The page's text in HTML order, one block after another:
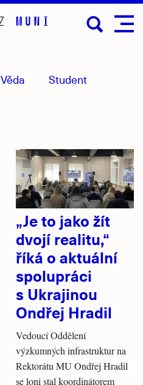
Věda Student
„Je to jako žít
dvojí realitu,“
říká o aktuální
spolupráci
s Ukrajinou
Ondřej Hradil
Vedoucí Oddělení
výzkumných infrastruktur na
Rektorátu MU Ondřej Hradil
se loni stal koordinátorem